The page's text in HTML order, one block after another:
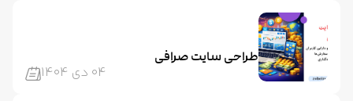
طراحی سایت صرافی
04 دی 1404